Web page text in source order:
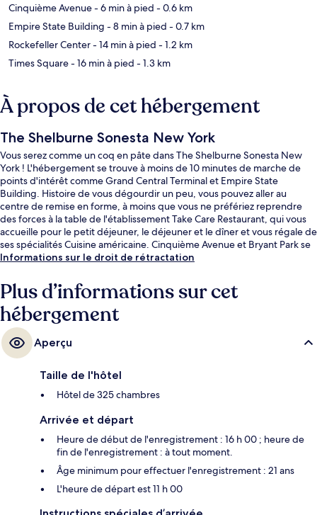
Cinquième Avenue- 6 min à pied - 0.6 km
Empire State Building - 8 min à pied - 0.7 km
Rockefeller Center- 14 min à pied - 1.2 km
Times Square- 16 min à pied - 1.3 km
À propos de cet hébergement
The Shelburne Sonesta New York
Vous serez comme un coq en pâte dans The Shelburne Sonesta New
York ! L'hébergement se trouve à moins de 10 minutes de marche de
points d'intérêt comme Grand Central Terminal et Empire State
Building. Histoire de vous dégourdir un peu, vous pouvez aller au
centre de remise en forme, à moins que vous ne préfériez reprendre
des forces à la table de l'établissement Take Care Restaurant, qui vous
accueille pour le petit déjeuner, le déjeuner et le dîner et vous régale de
ses spécialités Cuisine américaine. Cinquième Avenue et Bryant Park se
trouvent par ailleurs à moins de 15 minutes à pied. Les autres voyageurs
personnel attentionné. L'hébergement se situe à une très courte
distance à pied des transports publics : Station de métro 23rd Street
(Park Av.) se trouve à 7 min et Station de métro 42nd Street / Fifth
Avenue – Bryant Park, à 11 min.
Informations sur le droit de rétractation
Plus d’informations sur cet
hébergement
Aperçu
Taille de l'hôtel
Hôtel de 325 chambres
Arrivée et départ
Heure de début de l'enregistrement : 16 h 00 ; heure de
fin de l'enregistrement : à tout moment.
Âge minimum pour effectuer l'enregistrement : 21 ans
L'heure de départ est 11 h 00